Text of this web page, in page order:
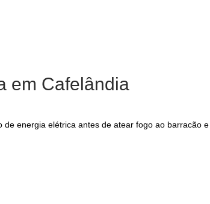
em Cafelândia
energia elétrica antes de atear fogo ao barracão